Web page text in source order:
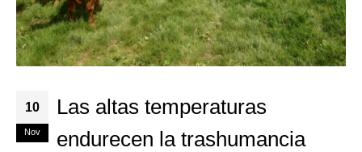
10
Nov
Las altas temperaturas
endurecen la trashumancia